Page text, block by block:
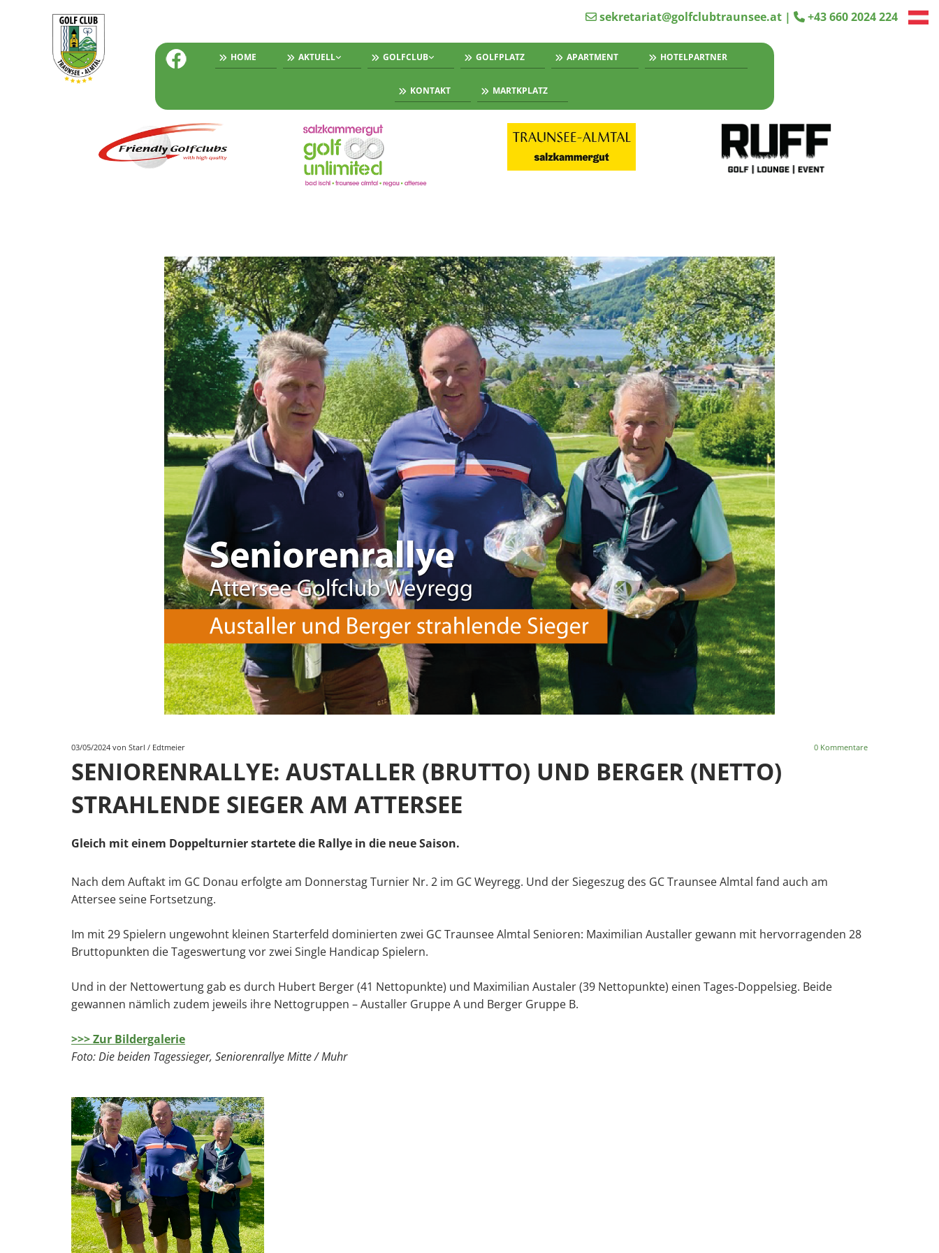
 sekretariat@golfclubtraunsee.at|  +43 660 2024 224
HOME AKTUELL GOLFCLUB GOLFPLATZ APARTMENT HOTELPARTNER
KONTAKT MARTKPLATZ
03/05/2024 von Starl / Edtmeier 0 Kommentare
SENIORENRALLYE: AUSTALLER (BRUTTO) UND BERGER (NETTO)
STRAHLENDE SIEGER AM ATTERSEE
Gleich mit einem Doppelturnier startete die Rallye in die neue Saison.
Nach dem Auftakt im GC Donau erfolgte am Donnerstag Turnier Nr. 2 im GC Weyregg. Und der Siegeszug des GC Traunsee Almtal fand auch am
Attersee seine Fortsetzung.
Im mit 29 Spielern ungewohnt kleinen Starterfeld dominierten zwei GC Traunsee Almtal Senioren: Maximilian Austaller gewann mit hervorragenden 28
Bruttopunkten die Tageswertung vor zwei Single Handicap Spielern.
Und in der Nettowertung gab es durch Hubert Berger (41 Nettopunkte) und Maximilian Austaler (39 Nettopunkte) einen Tages-Doppelsieg. Beide
gewannen nämlich zudem jeweils ihre Nettogruppen – Austaller Gruppe A und Berger Gruppe B.
>>> Zur Bildergalerie
Foto: Die beiden Tagessieger, Seniorenrallye Mitte / Muhr